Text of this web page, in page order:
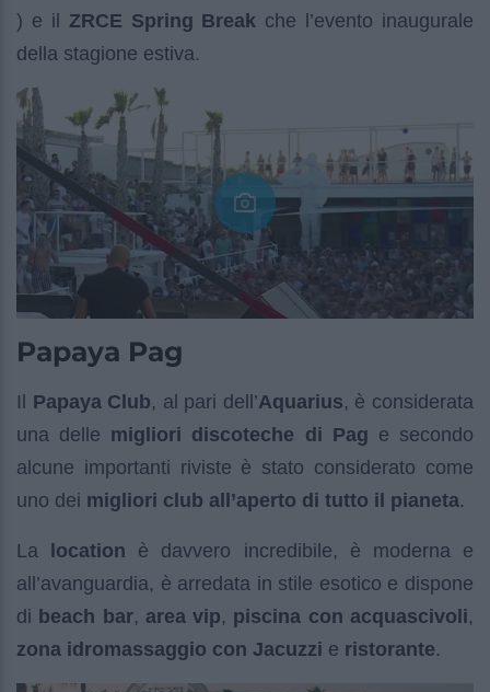
) e il ZRCE Spring Break che l’evento inaugurale
della stagione estiva.
Papaya Pag
Il Papaya Club, al pari dell’Aquarius, è considerata
una delle migliori discoteche di Pag e secondo
alcune importanti riviste è stato considerato come
uno dei migliori club all’aperto di tutto il pianeta.
La location è davvero incredibile, è moderna e
all’avanguardia, è arredata in stile esotico e dispone
di beach bar, area vip, piscina con acquascivoli,
zona idromassaggio con Jacuzzi e ristorante.